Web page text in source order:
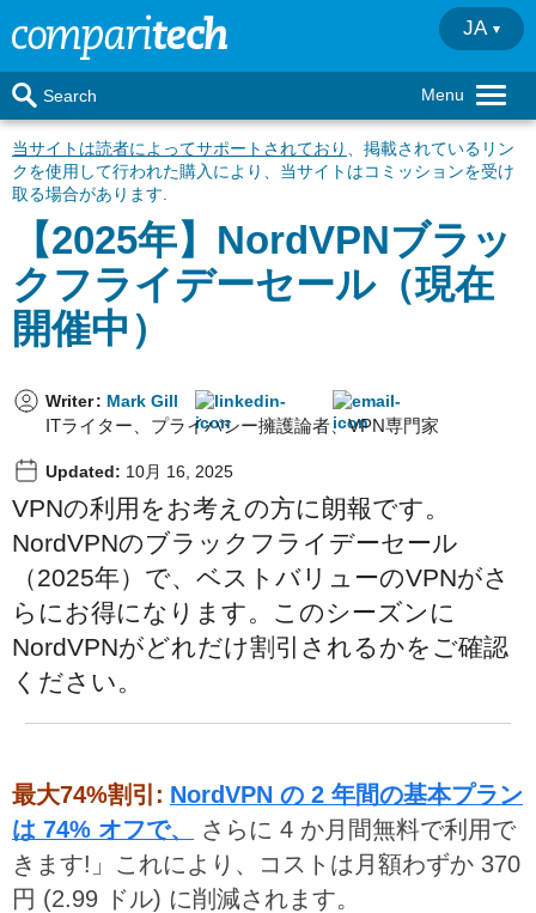
Menu
Search
JA
当サイトは読者によってサポートされており
、掲載されているリン
クを使用して行われた購入により、当サイトはコミッションを受け
取る場合があります.
【2025年】NordVPNブラッ
クフライデーセール（現在
開催中）
Writer: Mark Gill
ITライター、プライバシー擁護論者、VPN専門家
Updated: 10月 16, 2025
VPNの利用をお考えの方に朗報です。
NordVPNのブラックフライデーセール
（2025年）で、ベストバリューのVPNがさ
らにお得になります。このシーズンに
NordVPNがどれだけ割引されるかをご確認
ください。
最大74%割引: NordVPN の 2 年間の基本プラン
は 74% オフで、
さらに 4 か月間無料で利用で
きます!」これにより、コストは月額わずか 370
円 (2.99 ドル) に削減されます。